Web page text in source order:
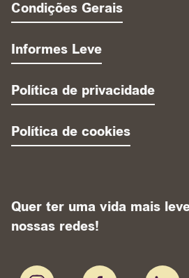
Condições Gerais
Informes Leve
Política de privacidade
Política de cookies
Quer ter uma vida mais
nossas redes!